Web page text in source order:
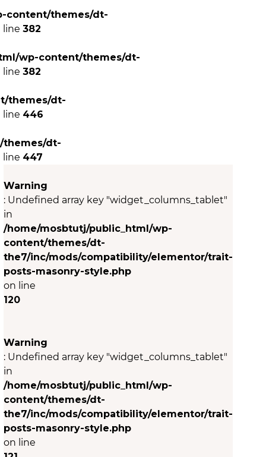
content/themes/dt-
382
wp-content/themes/dt-
382
themes/dt-
446
themes/dt-
447
Warning
: Undefined array key "widget_columns_tablet"
in
/home/mosbtutj/public_html/wp-
content/themes/dt-
the7/inc/mods/compatibility/elementor/trait-
posts-masonry-style.php
on line
120
Warning
: Undefined array key "widget_columns_tablet"
in
/home/mosbtutj/public_html/wp-
content/themes/dt-
the7/inc/mods/compatibility/elementor/trait-
posts-masonry-style.php
on line